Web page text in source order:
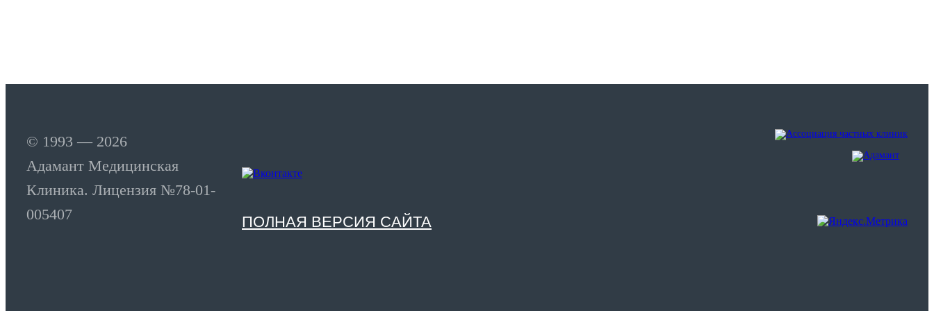
© 1993 — 2026
Адамант Медицинская
Клиника. Лицензия №78-01-
005407
ПОЛНАЯ ВЕРСИЯ САЙТА